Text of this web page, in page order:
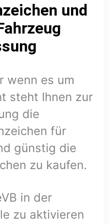
und
wenn es um
steht Ihnen zur
die
für
günstig die
zu kaufen.
in der
zu aktivieren